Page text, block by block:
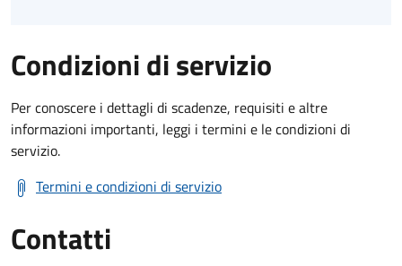
Condizioni di servizio
Per conoscere i dettagli di scadenze, requisiti e altre
informazioni importanti, leggi i termini e le condizioni di
servizio.
Termini e condizioni di servizio
Contatti